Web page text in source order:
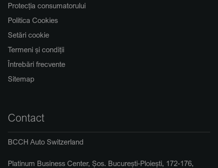
Protecția consumatorului
Politica Cookies
Setări cookie
Termeni și condiții
Întrebări frecvente
Sitemap
Contact
BCCH Auto Switzerland
Platinum Business Center, Șos. București-Ploiești, 172-176,